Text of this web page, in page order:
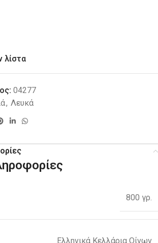
λίστα
04277
, Λευκά
800 γρ.
Ελληνικά Κελλάρια Οίνων